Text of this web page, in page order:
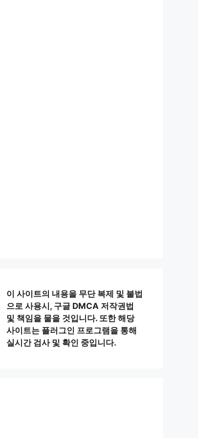
이 사이트의 내용을 무단 복제 및 불법
으로 사용시, 구글 DMCA 저작권법
및 책임을 물을 것입니다. 또한 해당
사이트는 플러그인 프로그램을 통해
실시간 검사 및 확인 중입니다.